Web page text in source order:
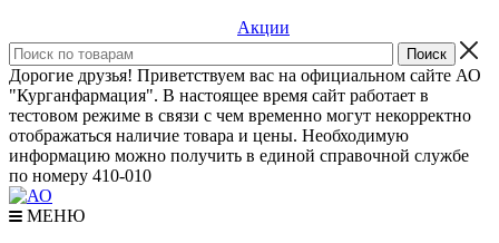
Акции
Дорогие друзья! Приветствуем вас на официальном сайте АО
"Курганфармация". В настоящее время сайт работает в
тестовом режиме в связи с чем временно могут некорректно
отображаться наличие товара и цены. Необходимую
информацию можно получить в единой справочной службе
по номеру 410-010
МЕНЮ